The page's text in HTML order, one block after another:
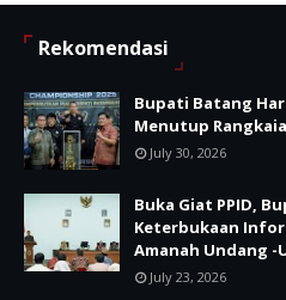
Rekomendasi
Bupati Batang
Menutup
July 30, 2026
Buka Giat PPID,
Keterbukaan
Amanah Undang -
July 23, 2026